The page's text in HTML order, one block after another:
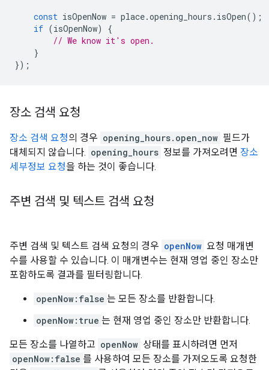
const isOpenNow = place.opening_hours . isOpen();
if (isOpenNow)
{
// We know it's open.
}
});
장소 검색 요청
장소 검색 요청의 경우 opening_hours.open_now 필드가
대체되지 않습니다. opening_hours 정보를 가져오려면 장소
세부정보 요청을 하는 것이 좋습니다.
주변 검색 및 텍스트 검색 요청
주변 검색 및 텍스트 검색 요청의 경우 openNow 요청 매개변
수를 사용할 수 있습니다. 이 매개변수는 현재 영업 중인 장소만
포함하도록 결과를 필터링합니다.
openNow:false 는 모든 장소를 반환합니다.
openNow:true 는 현재 영업 중인 장소만 반환합니다.
모든 장소를 나열하고 openNow 상태를 표시하려면 먼저
openNow:false 를 사용하여 모든 장소를 가져오도록 요청한